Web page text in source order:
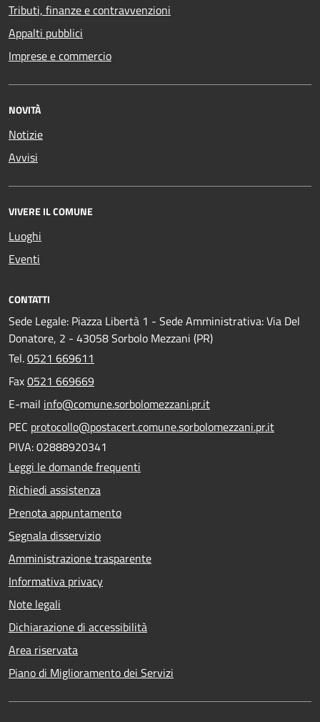
Tributi, finanze e contravvenzioni
Appalti pubblici
Imprese e commercio
NOVITÀ
Notizie
Avvisi
VIVERE IL COMUNE
Luoghi
Eventi
CONTATTI
Sede Legale: Piazza Libertà 1 - Sede Amministrativa: Via Del
Donatore, 2 - 43058 Sorbolo Mezzani (PR)
Tel.0521 669611
Fax0521 669669
E-mail info@comune.sorbolomezzani.pr.it
PEC protocollo@postacert.comune.sorbolomezzani.pr.it
PIVA: 02888920341
Leggi le domande frequenti
Richiedi assistenza
Prenota appuntamento
Segnala disservizio
Amministrazione trasparente
Informativa privacy
Note legali
Dichiarazione di accessibilità
Area riservata
Piano di Miglioramento dei Servizi